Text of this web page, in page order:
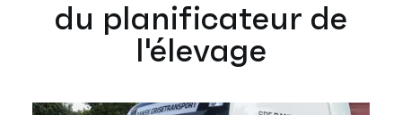
du planificateur de
l'élevage